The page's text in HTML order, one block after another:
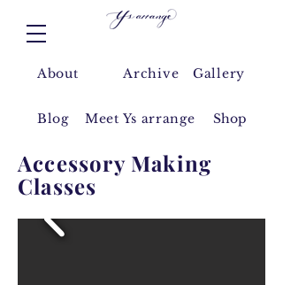
About Archive Gallery
Blog Meet Ys arrange Shop
Accessory Making
Classes